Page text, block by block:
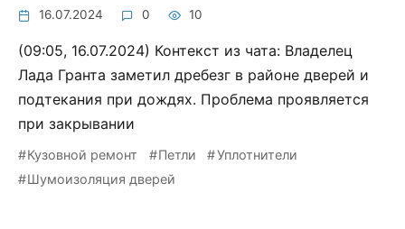
16.07.2024 0 10
(09:05, 16.07.2024) Контекст из чата: Владелец
Лада Гранта заметил дребезг в районе дверей и
подтекания при дождях. Проблема проявляется
при закрывании
Кузовной ремонт Петли
Уплотнители
Шумоизоляция дверей